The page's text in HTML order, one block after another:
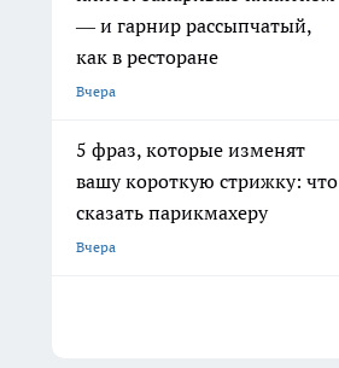
— и гарнир рассыпчатый,
как в ресторане
Вчера
5 фраз, которые изменят
вашу короткую стрижку: что
сказать парикмахеру
Вчера